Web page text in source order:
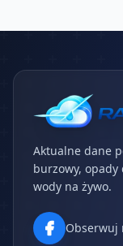
Aktualne dane
burzowy,
wody na żywo.
Obserwuj